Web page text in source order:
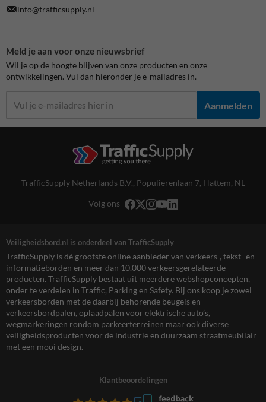
info@trafficsupply.nl
Meld je aan voor onze nieuwsbrief
Wil je op de hoogte blijven van onze producten en onze
ontwikkelingen. Vul dan hieronder je e-mailadres in.
Aanmelden
TrafficSupply Netherlands B.V., Populierenlaan 7, Hattem, NL
Volg ons
Veiligheidsbord.nl is onderdeel van TrafficSupply
TrafficSupply is dé grootste online aanbieder van verkeers-, tekst- en
informatieborden en meer dan 10.000 verkeersgerelateerde
producten. TrafficSupply bestaat uit meerdere webshopconcepten,
onder te verdelen in Traffic, Parking en Safety. Bij ons koop je zowel
verkeersborden met de daarbij behorende beugels en
verkeersbordpalen, oplaadpalen voor elektrische auto’s,
wegmarkeringen rondom parkeerterreinen maar ook diverse
veiligheidsproducten voor de industrie en duurzaam straatmeubilair
met een mooi design.
Klantbeoordelingen